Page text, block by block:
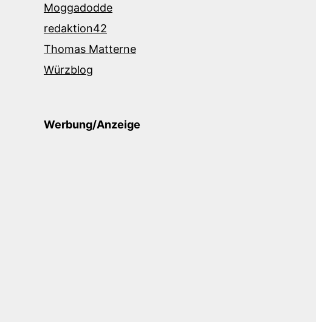
Moggadodde
redaktion42
Thomas Matterne
Würzblog
Werbung/Anzeige